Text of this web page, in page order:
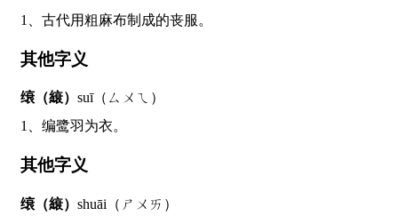
1、古代用粗麻布制成的丧服。
其他字义
缞（縗） suī（ㄙㄨㄟ）
1、编鹭羽为衣。
其他字义
缞（縗） shuāi（ㄕㄨㄞ）